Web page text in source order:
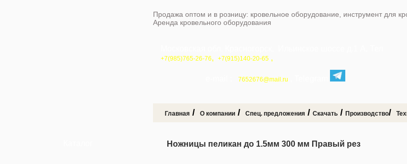
Продажа оптом и в розницу: кровельное оборудование, инструмент для
Аренда кровельного оборудования
+7(985)765-26-76, +7(915)140-20-65 ,
7652676@mail.ru
Главная / О компании / Спец. предложения / Скачать / Производство/
Ножницы пеликан до 1.5мм 300 мм Правый рез